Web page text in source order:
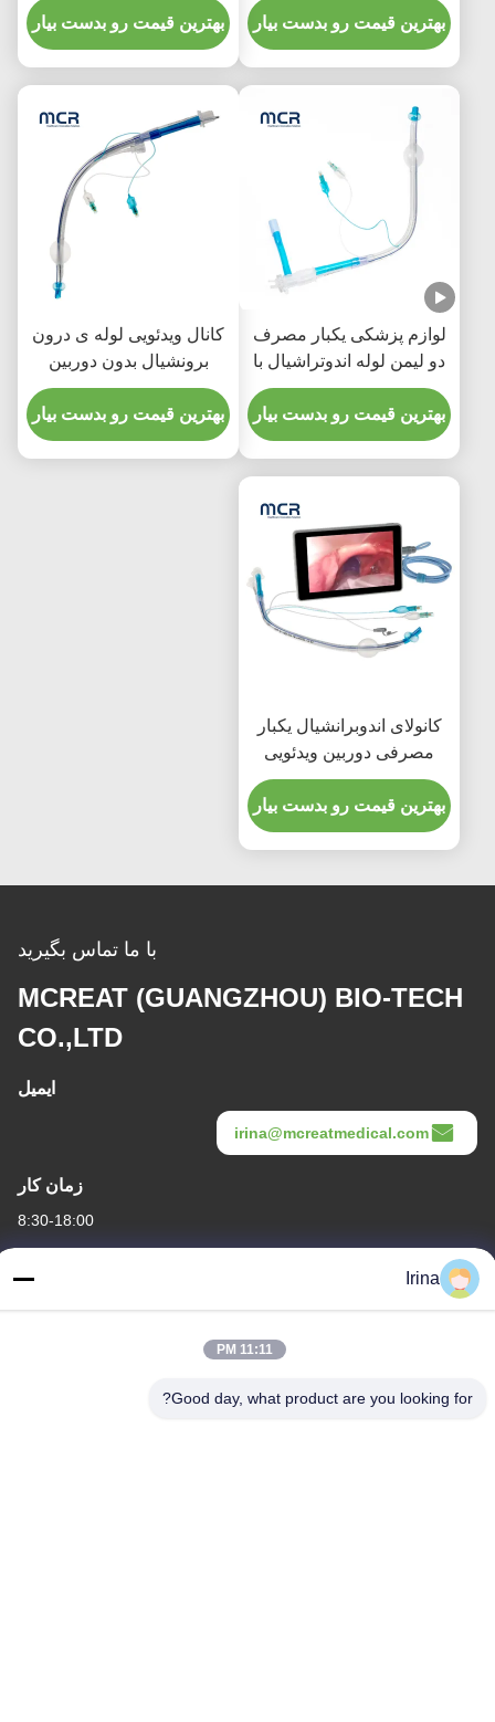
بهترین قیمت رو بدست بیار
بهترین قیمت رو بدست بیار
لوازم پزشکی یکبار مصرف
دو لیمن لوله اندوتراشیال با
دستبند میکرو نازک PU
بهترین قیمت رو بدست بیار
کانال ویدئویی لوله ی درون
برونشیال بدون دوربین
بهترین قیمت رو بدست بیار
کانولای اندوبرانشیال یکبار
مصرفی دوربین ویدئویی
لومن PVC برای بزرگسالان
بهترین قیمت رو بدست بیار
با ما تماس بگیرید
MCREAT (GUANGZHOU) BIO-TECH
CO.,LTD
ایمیل
irina@mcreatmedical.com
زمان کار
8:30-18:00
آدرس
تلفن
Irina
11:11 PM
Good day, what product are you looking for?